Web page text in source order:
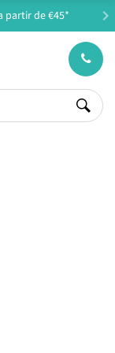
partir de €45*